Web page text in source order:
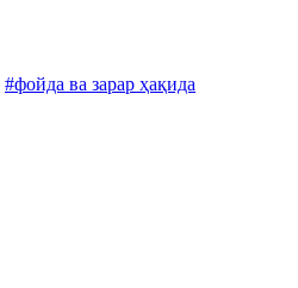
#фойда ва зарар ҳақида